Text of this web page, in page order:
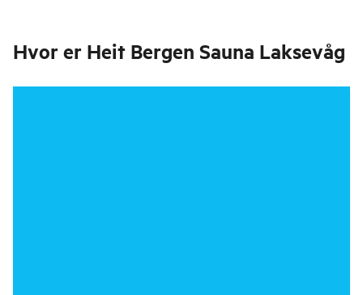
Hvor er Heit Bergen Sauna Laksevåg